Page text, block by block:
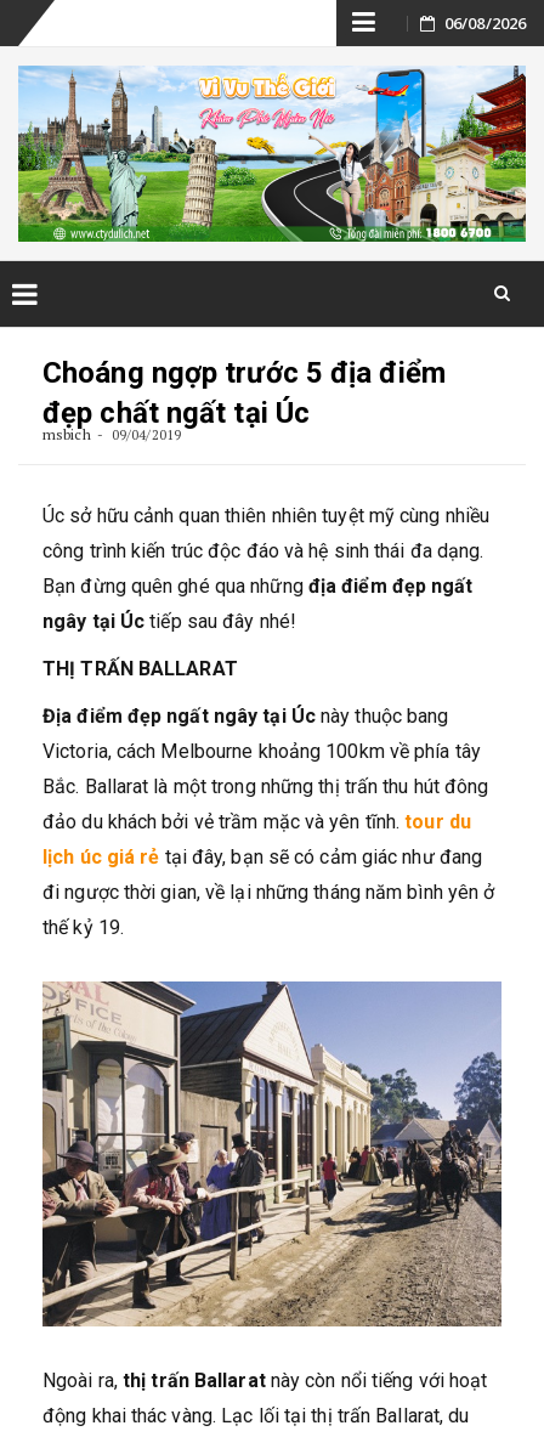
Skip
to
content
06/08/2026
Choáng ngợp trước 5 địa điểm
đẹp chất ngất tại Úc
msbich 09/04/2019
Úc sở hữu cảnh quan thiên nhiên tuyệt mỹ cùng nhiều
công trình kiến trúc độc đáo và hệ sinh thái đa dạng.
Bạn đừng quên ghé qua những địa điểm đẹp ngất
ngây tại Úc tiếp sau đây nhé!
THỊ TRẤN BALLARAT
Địa điểm đẹp ngất ngây tại Úcnày thuộc bang
Victoria, cách Melbourne khoảng 100km về phía tây
Bắc. Ballarat là một trong những thị trấn thu hút đông
đảo du khách bởi vẻ trầm mặc và yên tĩnh.tour du
lịch úc giá rẻ tại đây, bạn sẽ có cảm giác như đang
đi ngược thời gian, về lại những tháng năm bình yên ở
thế kỷ 19.
Ngoài ra, thị trấn Ballaratnày còn nổi tiếng với hoạt
động khai thác vàng. Lạc lối tại thị trấn Ballarat, du